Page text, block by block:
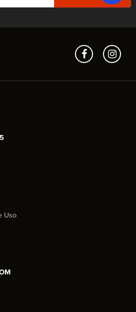
Uso